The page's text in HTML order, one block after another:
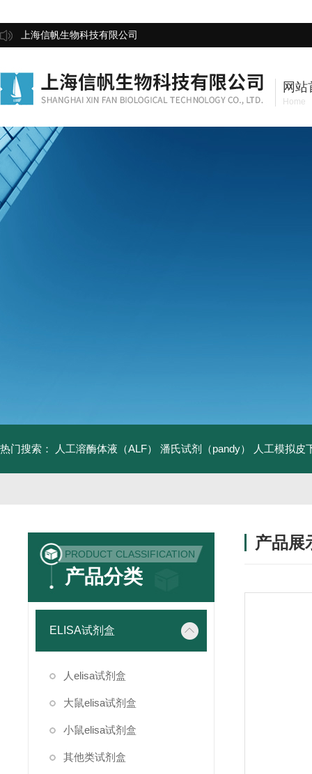
上海信帆生物科技有限公司
网站
Home
热门搜索： 人工溶酶体液（ALF） 潘氏试剂（pandy） 人工模拟皮
PRODUCT CLASSIFICATION
产品分类
ELISA试剂盒
人elisa试剂盒
大鼠elisa试剂盒
小鼠elisa试剂盒
其他类试剂盒
产品展